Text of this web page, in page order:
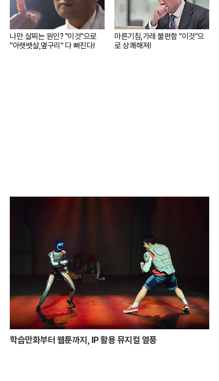
나만 살찌는 원인? "이것"으로
"아랫뱃살,옆구리" 다 빠진다!
마른기침,가래 불편함 "이것"으
로 상쾌해져!
학습만화부터 웹툰까지, IP 활용 뮤지컬 열풍